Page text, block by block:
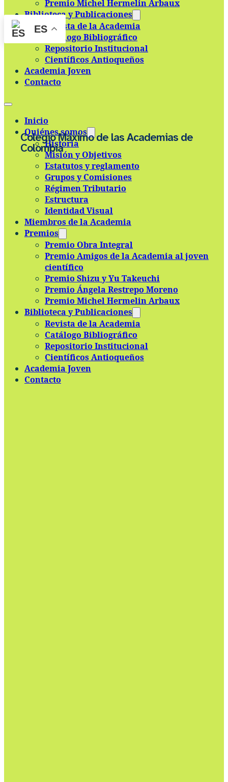
Skip to main contentSkip to footer
ES
Premio Michel Hermelin Arbaux
Biblioteca y Publicaciones
Revista de la Academia
Catálogo Bibliográfico
Repositorio Institucional
Científicos Antioqueños
Academia Joven
Contacto
Inicio
Quiénes somos
Historia
Misión y Objetivos
Estatutos y reglamento
Grupos y Comisiones
Régimen Tributario
Estructura
Identidad Visual
Miembros de la Academia
Premios
Premio Obra Integral
Premio Amigos de la Academia al joven
científico
Premio Shizu y Yu Takeuchi
Premio Ángela Restrepo Moreno
Premio Michel Hermelin Arbaux
Biblioteca y Publicaciones
Revista de la Academia
Catálogo Bibliográfico
Repositorio Institucional
Científicos Antioqueños
Academia Joven
Contacto
Colegio Máximo de las Academias de
Colombia